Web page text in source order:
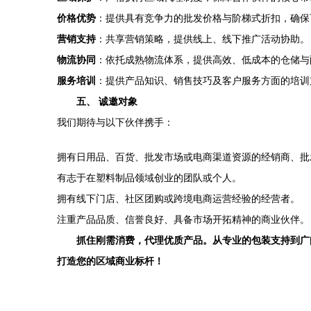
价格优势 ：提供具有竞争力的批发价格与阶梯式折扣，确
营销支持：共享营销策略，提供线上、线下推广活动协助。
物流协同 ：依托成熟物流体系，提供高效、低成本的仓储
服务培训
：提供产品知识、销售技巧及客户服务方面的培
五、 诚邀对象
我们期待与以下伙伴携手：
拥有日用品、百货、批发市场或电商渠道资源的经销商、
有志于在塑料制品领域创业的团队或个人。
拥有线下门店、社区团购或跨境电商运营经验的经营者。
注重产品品质、信誉良好、具备市场开拓精神的商业伙伴。
抓住刚需消费，代理优质产品。从专业的包装支持到
打造您的区域商业标杆！